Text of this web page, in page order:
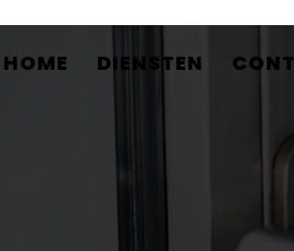
HOME DIENSTEN